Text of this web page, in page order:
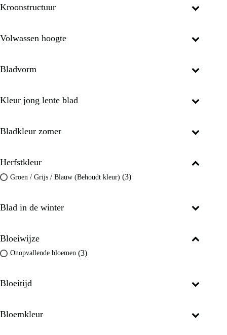
Kroonstructuur
Volwassen hoogte
Bladvorm
Kleur jong lente blad
Bladkleur zomer
Herfstkleur
Groen / Grijs / Blauw (Behoudt kleur) (3)
Blad in de winter
Bloeiwijze
Onopvallende bloemen (3)
Bloeitijd
Bloemkleur